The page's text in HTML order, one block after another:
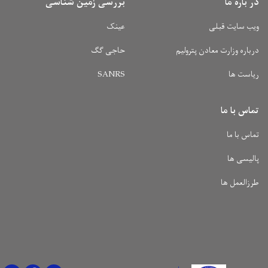
ویب سایت قبلی
درباره وزارت معادن پترولیم
ریاست ها
عینک
حاجی گگ
SANRS
تماس با ما
تماس با ما
پالیسی ها
طرزالعمل ها